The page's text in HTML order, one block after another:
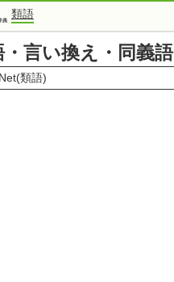
類語
言い換え・同義語
類語)